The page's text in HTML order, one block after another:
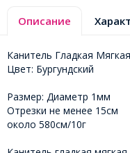
Описание
Канитель Гладкая
Цвет: Бургундский
Размер: Диаметр 1мм
Отрезки не менее 15см
около 580см/10г